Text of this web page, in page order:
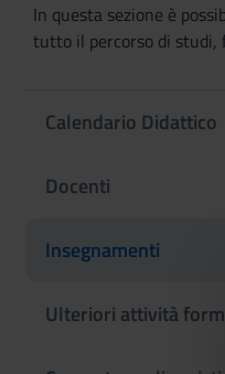
In questa sezione è
tutto il percorso di studi,
Calendario Didattico
Docenti
Insegnamenti
Ulteriori attività